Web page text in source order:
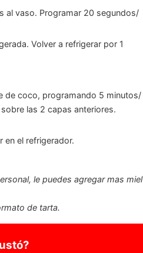
al vaso. Programar 20 segundos/
Volver a refrigerar por 1
de coco, programando 5 minutos/
las 2 capas anteriores.
en el refrigerador.
le puedes agregar mas miel
de tarta.